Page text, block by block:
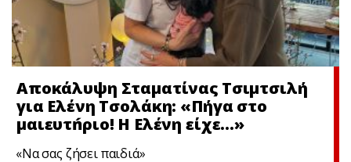
Αποκάλυψη Σταματίνας Τσιμτσιλή
για Ελένη Τσολάκη: «Πήγα στο
μαιευτńριο! Η Ελένη είχε…»
«Να σας ζήσει παιδιά»